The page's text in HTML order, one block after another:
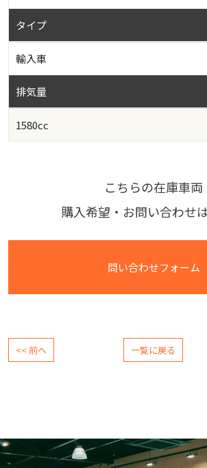
タイプ
輸入車
排気量
1580cc
こちらの在庫車両
購入希望・お問い合わせ
問い合わせフォーム
<< 前へ 一覧に戻る